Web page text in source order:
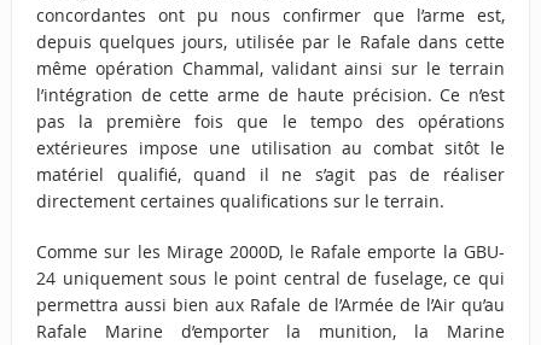
concordantes ont pu nous confirmer que l’arme est,
depuis quelques jours, utilisée par le Rafale dans cette
même opération Chammal, validant ainsi sur le terrain
l’intégration de cette arme de haute précision. Ce n’est
pas la première fois que le tempo des opérations
extérieures impose une utilisation au combat sitôt le
matériel qualifié, quand il ne s’agit pas de réaliser
directement certaines qualifications sur le terrain.
Comme sur les Mirage 2000D, le Rafale emporte la GBU-
24 uniquement sous le point central de fuselage, ce qui
permettra aussi bien aux Rafale de l’Armée de l’Air qu’au
Rafale Marine d’emporter la munition, la Marine